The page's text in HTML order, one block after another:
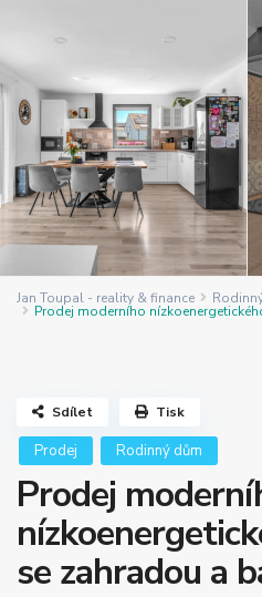
Jan Toupal - reality & finance
Prodej moderního
Prodej Rodinný dům
Prodej
se zahradou a
Sdílet Tisk